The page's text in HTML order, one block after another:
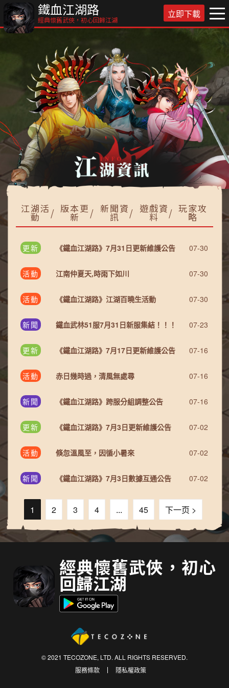
鐵血江湖路
經典懷舊武俠，初心回歸江湖
立即下載
江湖活
動
版本更
新
新聞資
訊
遊戲資
料
玩家攻
略
更新 《鐵血江湖路》7月31日更新維護公告 07-30
活動 江南仲夏天,時雨下如川 07-30
活動 《鐵血江湖路》江湖百曉生活動 07-30
新聞 鐵血武林51服7月31日新服集結！！！ 07-23
更新 《鐵血江湖路》7月17日更新維護公告 07-16
活動 赤日幾時過，清風無處尋 07-16
新聞 《鐵血江湖路》跨服分組調整公告 07-16
更新 《鐵血江湖路》7月3日更新維護公告 07-02
活動 倏忽溫風至，因循小暑來 07-02
新聞 《鐵血江湖路》7月3日數據互通公告 07-02
1 2 3 4 ... 45 下一页 >
經典懷舊武俠，初心
回歸江湖
© 2021 TECOZONE, LTD. ALL RIGHTS RESERVED.
服務條款
隱私權政策